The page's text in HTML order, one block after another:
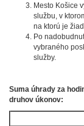
Mesto Košice
službu, v
na ktorú je
Po
vybraného
služby.
Suma úhrady za
druhov úkonov: